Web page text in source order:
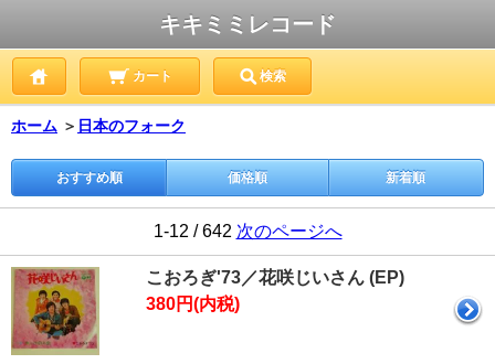
キキミミレコード
カート 検索
ホーム ＞ 日本のフォーク
おすすめ順 価格順 新着順
1-12 / 642 次のページへ
こおろぎ'73／花咲じいさん (EP)
380円(内税)